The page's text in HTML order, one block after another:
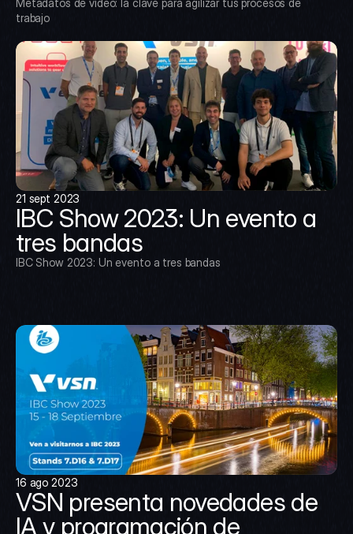
Metadatos de vídeo: la clave para agilizar tus procesos de
trabajo
21 sept 2023
IBC Show 2023: Un evento a
tres bandas
IBC Show 2023: Un evento a tres bandas
16 ago 2023
VSN presenta novedades de
IA y programación de